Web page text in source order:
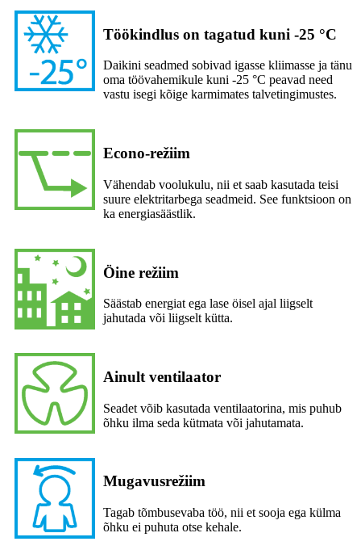
Töökindlus on tagatud kuni -25 °C
Daikini seadmed sobivad igasse kliimasse ja tänu
oma töövahemikule kuni -25 °C peavad need
vastu isegi kõige karmimates talvetingimustes.
Econo-režiim
Vähendab voolukulu, nii et saab kasutada teisi
suure elektritarbega seadmeid. See funktsioon on
ka energiasäästlik.
Öine režiim
Säästab energiat ega lase öisel ajal liigselt
jahutada või liigselt kütta.
Ainult ventilaator
Seadet võib kasutada ventilaatorina, mis puhub
õhku ilma seda kütmata või jahutamata.
Mugavusrežiim
Tagab tõmbusevaba töö, nii et sooja ega külma
õhku ei puhuta otse kehale.